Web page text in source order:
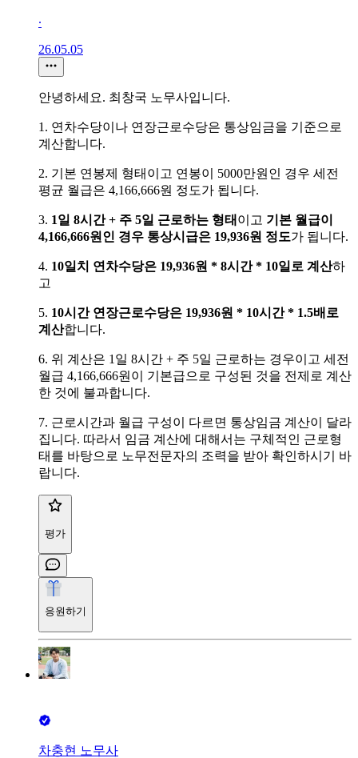
∙
26.05.05
안녕하세요. 최창국 노무사입니다.
1. 연차수당이나 연장근로수당은 통상임금을 기준으로
계산합니다.
2. 기본 연봉제 형태이고 연봉이 5000만원인 경우 세전
평균 월급은 4,166,666원 정도가 됩니다.
3. 1일 8시간 + 주 5일 근로하는 형태 이고 기본 월급이
4,166,666원인 경우 통상시급은 19,936원 정도가 됩니다.
4. 10일치 연차수당은 19,936원 * 8시간 * 10일로 계산하
고
5. 10시간 연장근로수당은 19,936원 * 10시간 * 1.5배로
계산합니다.
6. 위 계산은 1일 8시간 + 주 5일 근로하는 경우이고 세전
월급 4,166,666원이 기본급으로 구성된 것을 전제로 계산
한 것에 불과합니다.
7. 근로시간과 월급 구성이 다르면 통상임금 계산이 달라
집니다. 따라서 임금 계산에 대해서는 구체적인 근로형
태를 바탕으로 노무전문자의 조력을 받아 확인하시기 바
랍니다.
평가
응원하기
차충현 노무사